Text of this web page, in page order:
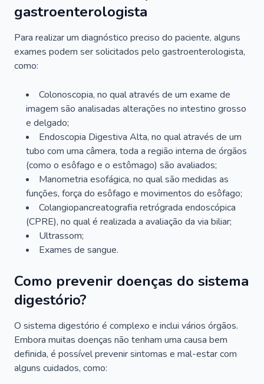
gastroenterologista
Para realizar um diagnóstico preciso do paciente, alguns
exames podem ser solicitados pelo gastroenterologista,
como:
Colonoscopia, no qual através de um exame de
imagem são analisadas alterações no intestino grosso
e delgado;
Endoscopia Digestiva Alta, no qual através de um
tubo com uma câmera, toda a região interna de órgãos
(como o esôfago e o estômago) são avaliados;
Manometria esofágica, no qual são medidas as
funções, força do esôfago e movimentos do esôfago;
Colangiopancreatografia retrógrada endoscópica
(CPRE), no qual é realizada a avaliação da via biliar;
Ultrassom;
Exames de sangue.
Como prevenir doenças do sistema
digestório?
O sistema digestório é complexo e inclui vários órgãos.
Embora muitas doenças não tenham uma causa bem
definida, é possível prevenir sintomas e mal-estar com
alguns cuidados, como: